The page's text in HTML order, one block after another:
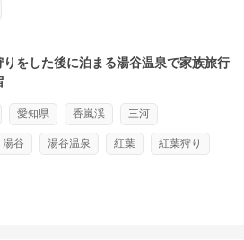
をした後に泊まる湯谷温泉で家族旅行
愛知県 香嵐渓 三河
湯谷 湯谷温泉 紅葉 紅葉狩り